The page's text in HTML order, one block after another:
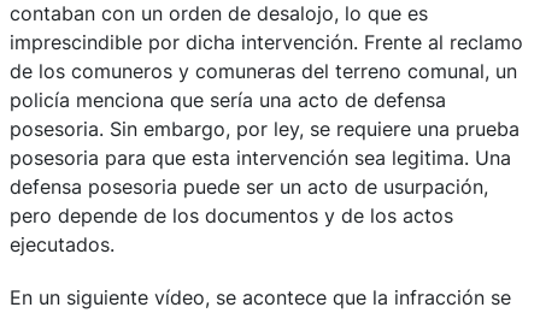
contaban con un orden de desalojo, lo que es
imprescindible por dicha intervención. Frente al reclamo
de los comuneros y comuneras del terreno comunal, un
policía menciona que sería una acto de defensa
posesoria. Sin embargo, por ley, se requiere una prueba
posesoria para que esta intervención sea legitima. Una
defensa posesoria puede ser un acto de usurpación,
pero depende de los documentos y de los actos
ejecutados.
En un siguiente vídeo, se acontece que la infracción se